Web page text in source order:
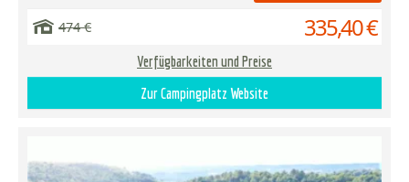
474 € 335,40 €
Verfügbarkeiten und Preise
Zur Campingplatz Website